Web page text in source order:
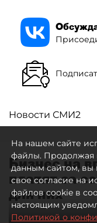
Новости СМИ2
Бизнес на
платят за
для них
На нашем сайте
файлы. Продолжая
данным сайтом, вы
свое согласие на
файлов cookie в
настоящим
Политикой о